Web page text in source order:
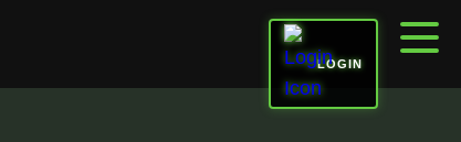
LOGIN